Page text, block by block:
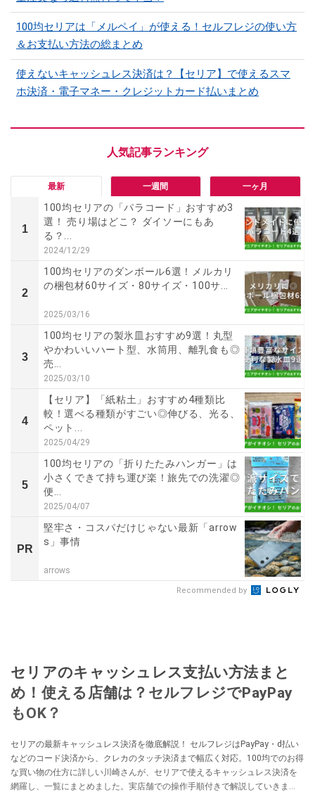
100均セリアは「メルペイ」が使える！セルフレジの使い方
＆お支払い方法の総まとめ
使えないキャッシュレス決済は？【セリア】で使えるスマ
ホ決済・電子マネー・クレジットカード払いまとめ
最新 一週間 一ヶ月
1
100均セリアの「パラコード」おすすめ3
選！ 売り場はどこ？ ダイソーにもあ
る？...
2024/12/29
2
100均セリアのダンボール6選！メルカリ
の梱包材60サイズ・80サイズ・100サ...
2025/03/16
3
100均セリアの製氷皿おすすめ9選！丸型
やかわいいハート型、水筒用、離乳食も◎
売...
2025/03/10
4
【セリア】「紙粘土」おすすめ4種類比
較！選べる種類がすごい◎伸びる、光る、
ペット...
2025/04/29
5
100均セリアの「折りたたみハンガー」は
小さくできて持ち運び楽！旅先での洗濯◎
便...
2025/04/07
PR
堅牢さ・コスパだけじゃない最新「arrow
s」事情
arrows
Recommended by
セリアのキャッシュレス支払い方法まと
め！使える店舗は？セルフレジでPayPay
もOK？
セリアの最新キャッシュレス決済を徹底解説！ セルフレジはPayPay・d払い
などのコード決済から、クレカのタッチ決済まで幅広く対応。100均でのお得
な買い物の仕方に詳しい川崎さんが、セリアで使えるキャッシュレス決済を
網羅し、一覧にまとめました。実店舗での操作手順付きで解説していきま